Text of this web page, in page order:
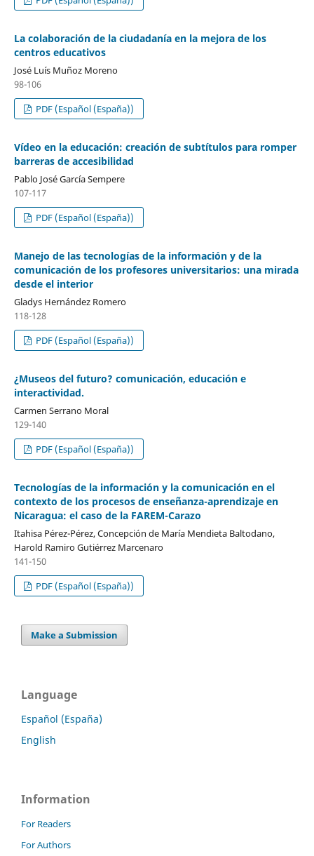
La colaboración de la ciudadanía en la mejora de los
centros educativos
José Luís Muñoz Moreno
98-106
PDF (Español (España))
Vídeo en la educación: creación de subtítulos para romper
barreras de accesibilidad
Pablo José García Sempere
107-117
PDF (Español (España))
Manejo de las tecnologías de la información y de la
comunicación de los profesores universitarios: una mirada
desde el interior
Gladys Hernández Romero
118-128
PDF (Español (España))
¿Museos del futuro? comunicación, educación e
interactividad.
Carmen Serrano Moral
129-140
PDF (Español (España))
Tecnologías de la información y la comunicación en el
contexto de los procesos de enseñanza-aprendizaje en
Nicaragua: el caso de la FAREM-Carazo
Itahisa Pérez-Pérez, Concepción de María Mendieta Baltodano,
Harold Ramiro Gutiérrez Marcenaro
141-150
PDF (Español (España))
Make a Submission
Language
Español (España)
English
Information
For Readers
For Authors